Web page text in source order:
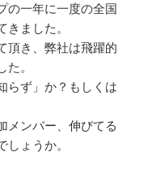
の一年に一度の全国
ました。
頂き、弊社は飛躍的
。
らず」か？もしくは
メンバー、伸びてる
ょうか。